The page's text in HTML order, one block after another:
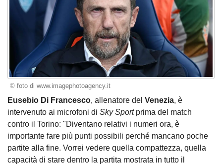
© foto di www.imagephotoagency.it
Eusebio Di Francesco, allenatore del Venezia, è
intervenuto ai microfoni di Sky Sportprima del match
contro il Torino: "Diventano relativi i numeri ora, è
importante fare più punti possibili perché mancano poche
partite alla fine. Vorrei vedere quella compattezza, quella
capacità di stare dentro la partita mostrata in tutto il